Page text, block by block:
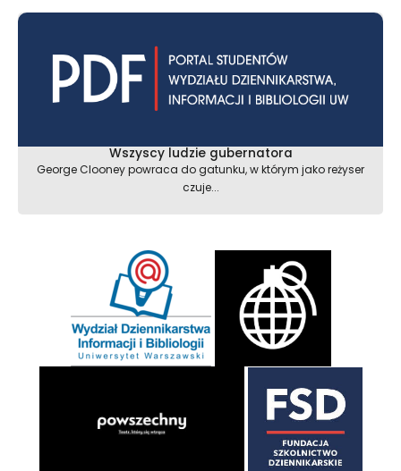
Wszyscy ludzie gubernatora
George Clooney powraca do gatunku, w którym jako reżyser
czuje...